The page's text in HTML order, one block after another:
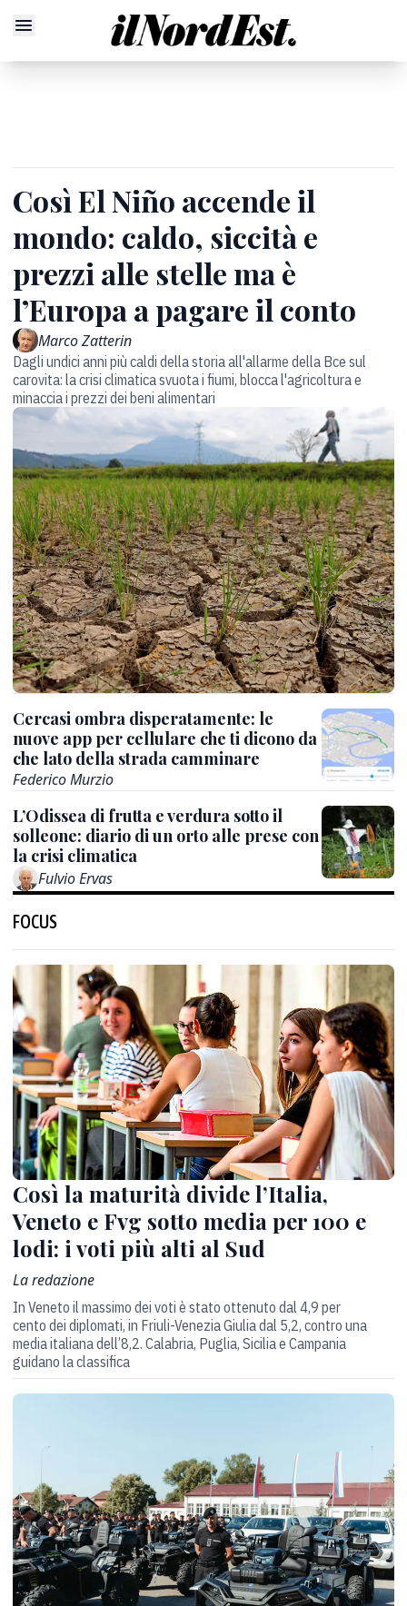
Così El Niño accende il
mondo: caldo, siccità e
prezzi alle stelle ma è
l’Europa a pagare il conto
Marco Zatterin
Dagli undici anni più caldi della storia all'allarme della Bce sul
carovita: la crisi climatica svuota i fiumi, blocca l'agricoltura e
minaccia i prezzi dei beni alimentari
Cercasi ombra disperatamente: le
nuove app per cellulare che ti dicono da
che lato della strada camminare
Federico Murzio
L’Odissea di frutta e verdura sotto il
solleone: diario di un orto alle prese con
la crisi climatica
Fulvio Ervas
FOCUS
Così la maturità divide l’Italia,
Veneto e Fvg sotto media per 100 e
lodi: i voti più alti al Sud
La redazione
In Veneto il massimo dei voti è stato ottenuto dal 4,9 per
cento dei diplomati, in Friuli-Venezia Giulia dal 5,2, contro una
media italiana dell’8,2. Calabria, Puglia, Sicilia e Campania
guidano la classifica